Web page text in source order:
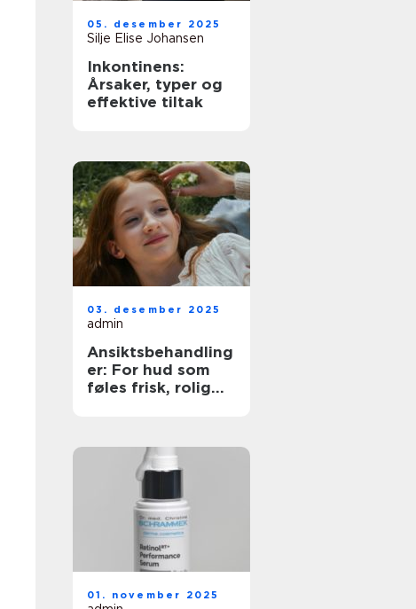
05. desember 2025
Silje Elise Johansen
Inkontinens:
Årsaker, typer og
effektive tiltak
03. desember 2025
admin
Ansiktsbehandling
er: For hud som
føles frisk, rolig
01. november 2025